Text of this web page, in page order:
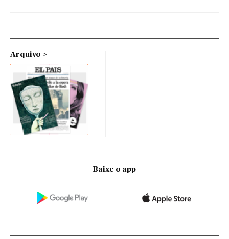
Arquivo
Baixe o app